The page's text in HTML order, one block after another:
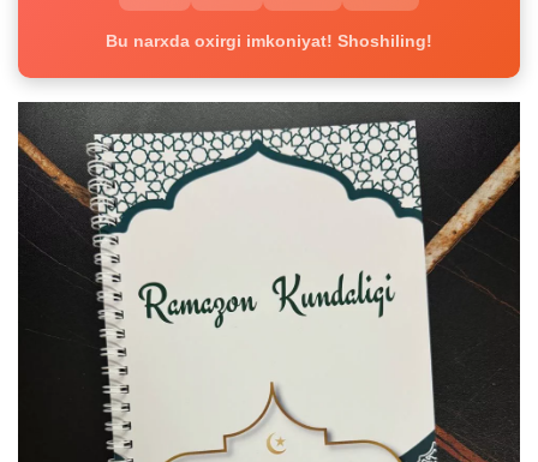
Bu narxda oxirgi imkoniyat! Shoshiling!